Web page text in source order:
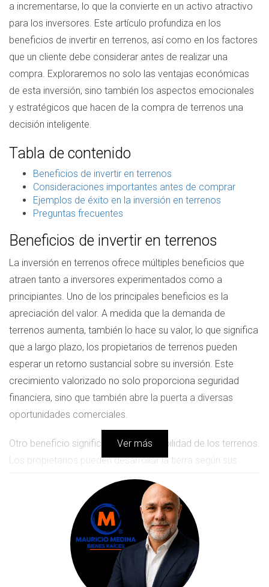
a incrementarse, lo que la convierte en un activo atractivo
para los inversores. Este artículo profundiza en los
beneficios de invertir en terrenos, así como en los factores
que un cliente debe considerar antes de realizar una
compra. Exploraremos no solo las ventajas económicas
de esta inversión, sino también los aspectos emocionales
y estratégicos que hacen de la compra de terrenos una
decisión inteligente.
Tabla de contenido
Beneficios de invertir en terrenos
Consideraciones importantes antes de comprar
Ejemplos de éxito en la inversión en terrenos
Preguntas frecuentes
Beneficios de invertir en terrenos
La inversión en terrenos ofrece múltiples beneficios que
atraen tanto a inversores experimentados como a
principiantes. Uno de los principales beneficios es la
apreciación del valor. A medida que la demanda de
terrenos aumenta, también lo hace su valor, lo que significa
que a largo plazo, los propietarios de terrenos pueden
esperar un retorno sustancial sobre su inversión. Este
crecimiento valorizado no solo proporciona seguridad
financiera, sino que también abre la puerta a diversas
oportunidades comerciales.
Otro beneficio significativo es la flexibilidad de los terrenos.
Los propietarios pueden desarrollar la tierra según sus
necesidades, ya sea para fines residenciales, comerciales
o agrícolas. Esta versatilidad permite a los inversores
adaptar sus estrategias a las tendencias del mercado y las
necesidades del consumidor.
Adicionalmente, la inversión en terrenos proporciona una
forma de protección contra la inflación. A medida que los
Ver más